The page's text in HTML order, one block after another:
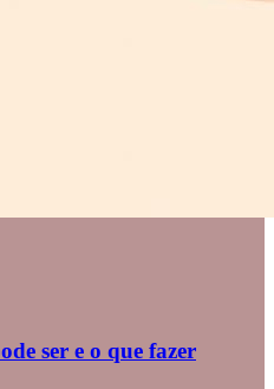
ser e o que fazer